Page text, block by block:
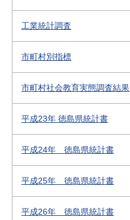
工業統計調査
市町村別指標
市町村社会教育実態調査結果
平成23年 徳島県統計書
平成24年 徳島県統計書
平成25年 徳島県統計書
平成26年 徳島県統計書